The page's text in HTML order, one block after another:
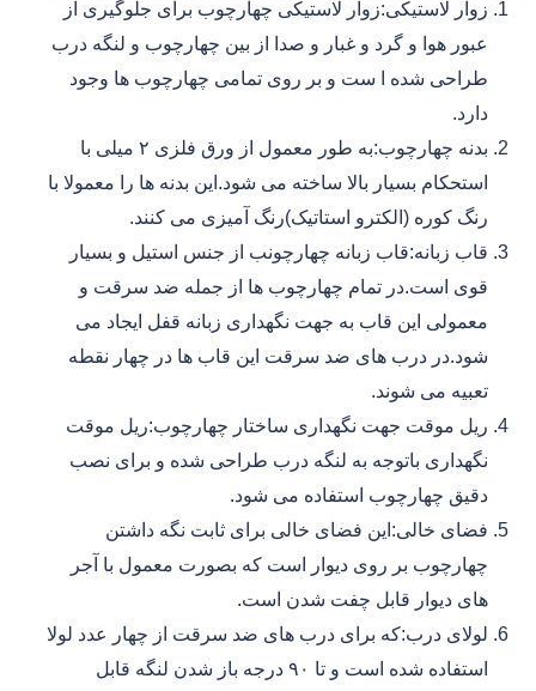
زوار لاستیکی:زوار لاستیکی چهارچوب برای جلوگیری از
عبور هوا و گرد و غبار و صدا از بین چهارچوب و لنگه درب
طراحی شده ا ست و بر روی تمامی چهارچوب ها وجود
دارد.
بدنه چهارچوب:به طور معمول از ورق فلزی ۲ میلی با
استحکام بسیار بالا ساخته می شود.این بدنه ها را معمولا با
رنگ کوره (الکترو استاتیک)رنگ آمیزی می کنند.
قاب زبانه:قاب زبانه چهارچونب از جنس استیل و بسیار
قوی است.در تمام چهارچوب ها از جمله ضد سرقت و
معمولی این قاب به جهت نگهداری زبانه قفل ایجاد می
شود.در درب های ضد سرقت این قاب ها در چهار نقطه
تعبیه می شوند.
ریل موقت جهت نگهداری ساختار چهارچوب:ریل موقت
نگهداری باتوجه به لنگه درب طراحی شده و برای نصب
دقیق چهارچوب استفاده می شود.
فضای خالی:این فضای خالی برای ثابت نگه داشتن
چهارچوب بر روی دیوار است که بصورت معمول با آجر
های دیوار قابل چفت شدن است.
لولای درب:که برای درب های ضد سرقت از چهار عدد لولا
استفاده شده است و تا ۹۰ درجه باز شدن لنگه قابل